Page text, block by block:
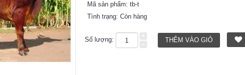
Mã sản phẩm: tb-t
Tình trạng: Còn hàng
Số lượng: